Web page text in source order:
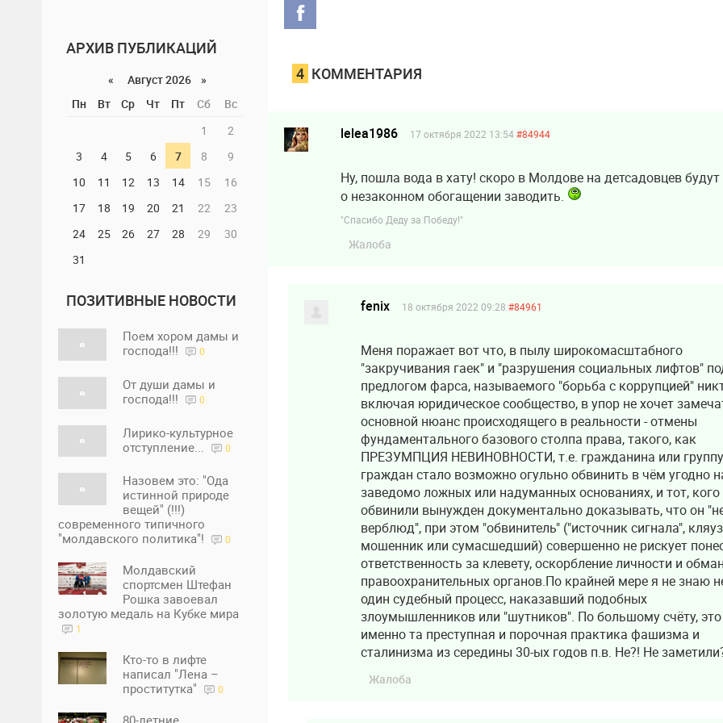
АРХИВ ПУБЛИКАЦИЙ
«
Август 2026 »
Пн
Вт Ср Чт Пт Сб
Вс
1
2
3
4 5 6 7 8
9
10
11 12 13 14 15
16
17
18 19 20 21 22
23
24
25 26 27 28 29
30
31
ПОЗИТИВНЫЕ НОВОСТИ
Поем хором дамы и
господа!!!
0
От души дамы и
господа!!!
0
Лирико-культурное
отступление...
0
Назовем это: "Ода
истинной природе
вещей" (!!!)
современного типичного
"молдавского политика"!
0
Молдавский
спортсмен Штефан
Рошка завоевал
золотую медаль на Кубке мира
1
Кто-то в лифте
написал "Лена –
проститутка"
0
«партнеров» из ACUM
4 КОММЕНТАРИЯ
lelea1986 17 октября 2022 13:54#84944
Ну, пошла вода в хату! скоро в Молдове на детсадовцев
о незаконном обогащении заводить.
"Спасибо Деду за Победу!"
Жалоба
fenix 18 октября 2022 09:28 #84961
Меня поражает вот что, в пылу широкомасштабного
"закручивания гаек" и "разрушения социальных лифтов"
предлогом фарса, называемого "борьба с коррупцией"
включая юридическое сообщество, в упор не хочет
основной нюанс происходящего в реальности - отмены
фундаментального базового столпа права, такого, как
ПРЕЗУМПЦИЯ НЕВИНОВНОСТИ, т.е. гражданина или группу
граждан стало возможно огульно обвинить в чём угодно
заведомо ложных или надуманных основаниях, и тот, кого
обвинили вынужден документально доказывать, что он
верблюд", при этом "обвинитель" ("источник сигнала",
мошенник или сумасшедший) совершенно не рискует
ответственность за клевету, оскорбление личности и
правоохранительных органов.По крайней мере я не знаю
один судебный процесс, наказавший подобных
злоумышленников или "шутников". По большому счёту,
именно та преступная и порочная практика фашизма и
сталинизма из середины 30-ых годов п.в. Не?! Не
Жалоба